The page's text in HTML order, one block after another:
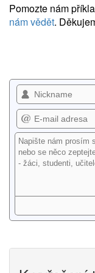
Pomozte nám
nám vědět.